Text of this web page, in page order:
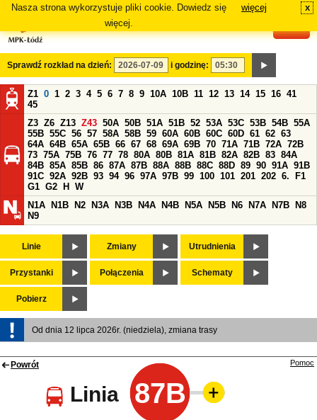
Nasza strona wykorzystuje pliki cookie. Dowiedz się
więcej.
więcej x
Sprawdź rozkład na dzień: i godzinę:
Z1 0 1 2 3 4 5 6 7 8 9 10A 10B 11 12 13 14 15 16 41
45
Z3 Z6 Z13 Z43 50A 50B 51A 51B 52 53A 53C 53B 54B 55A
55B 55C 56 57 58A 58B 59 60A 60B 60C 60D 61 62 63
64A 64B 65A 65B 66 67 68 69A 69B 70 71A 71B 72A 72B
73 75A 75B 76 77 78 80A 80B 81A 81B 82A 82B 83 84A
84B 85A 85B 86 87A 87B 88A 88B 88C 88D 89 90 91A 91B
91C 92A 92B 93 94 96 97A 97B 99 100 101 201 202 6.
F1
G1 G2 H
W
N1A
N1B N2 N3A N3B N4A N4B N5A N5B N6 N7A N7B
N8
N9
Linie Zmiany Utrudnienia
Przystanki Połączenia Schematy
Pobierz
Od dnia 12 lipca 2026r. (niedziela), zmiana trasy
Powrót
Linia 87B
Pomoc